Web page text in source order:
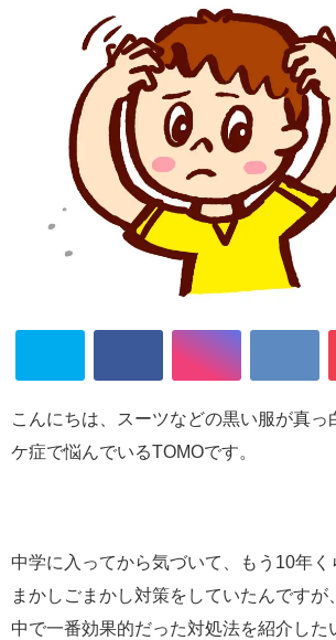
こんにちは、スーツなどの黒い服が真っ
ケ症で悩んでいるTOMOです。
中学に入ってから気づいて、もう10年
まかしごまかし対策をしていたんですが
中で一番効果的だった対処法を紹介した